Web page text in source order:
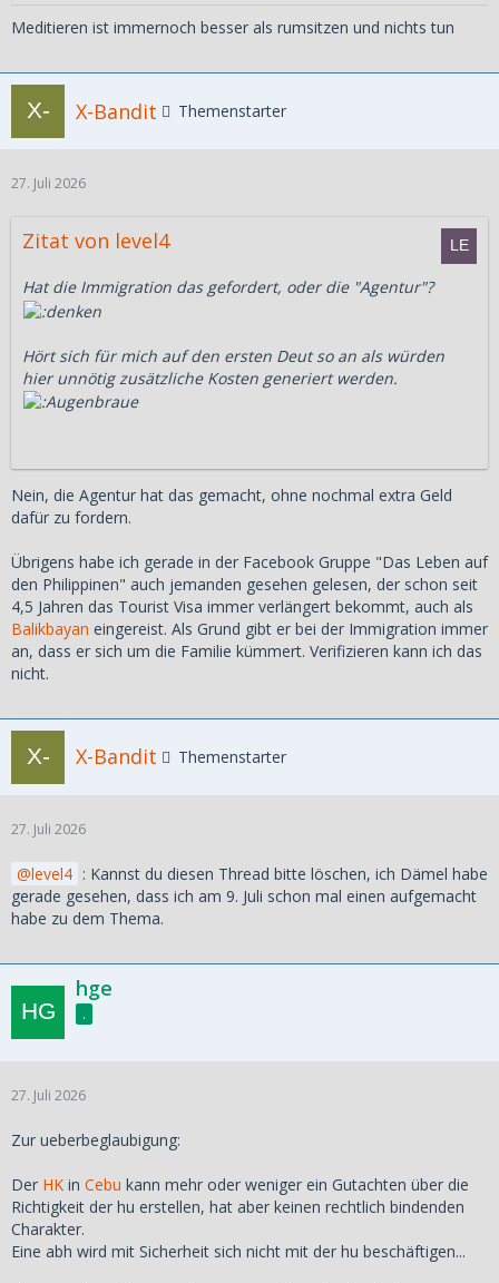
Meditieren ist immernoch besser als rumsitzen und nichts tun
X-Bandit Themenstarter
27. Juli 2026
Zitat von level4
Hat die Immigration das gefordert, oder die "Agentur"?
Hört sich für mich auf den ersten Deut so an als würden
hier unnötig zusätzliche Kosten generiert werden.
Nein, die Agentur hat das gemacht, ohne nochmal extra Geld
dafür zu fordern.
Übrigens habe ich gerade in der Facebook Gruppe "Das Leben auf
den Philippinen" auch jemanden gesehen gelesen, der schon seit
4,5 Jahren das Tourist Visa immer verlängert bekommt, auch als
Balikbayan eingereist. Als Grund gibt er bei der Immigration immer
an, dass er sich um die Familie kümmert. Verifizieren kann ich das
nicht.
X-Bandit Themenstarter
27. Juli 2026
level4 : Kannst du diesen Thread bitte löschen, ich Dämel habe
gerade gesehen, dass ich am 9. Juli schon mal einen aufgemacht
habe zu dem Thema.
hge
.
27. Juli 2026
Zur ueberbeglaubigung:
Der HK in Cebu kann mehr oder weniger ein Gutachten über die
Richtigkeit der hu erstellen, hat aber keinen rechtlich bindenden
Charakter.
Eine abh wird mit Sicherheit sich nicht mit der hu beschäftigen...